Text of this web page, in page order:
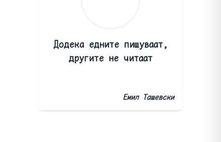
Додека едните пишуваат,
другите не читаат
Емил Ташевски